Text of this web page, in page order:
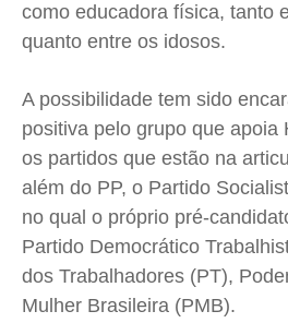
como educadora física, tanto
quanto entre os idosos.
A possibilidade tem sido
positiva pelo grupo que apoia
os partidos que estão na
além do PP, o Partido
no qual o próprio pré-
Partido Democrático
dos Trabalhadores (PT),
Mulher Brasileira (PMB).